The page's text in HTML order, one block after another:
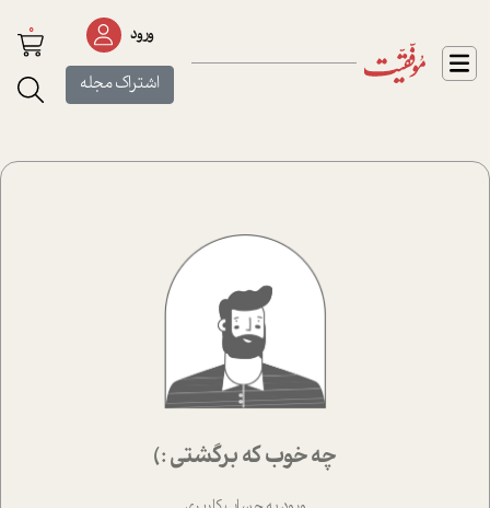
ورود
اشتراک مجله
0
چه خوب که برگشتی :)